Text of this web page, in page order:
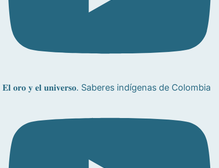
𝐄𝐥 𝐨𝐫𝐨 𝐲 𝐞𝐥 𝐮𝐧𝐢𝐯𝐞𝐫𝐬𝐨. Saberes indígenas de Colombia